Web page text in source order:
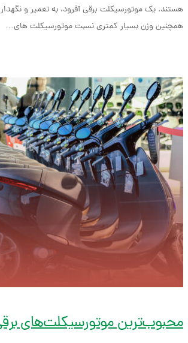
هستند. یک موتورسیکلت برقی آفرود، به تعمیر و
همچنین وزن بسیار کمتری نسبت موتورسیکلت های…
محبوب‌ترین موتورسیکلت‌های